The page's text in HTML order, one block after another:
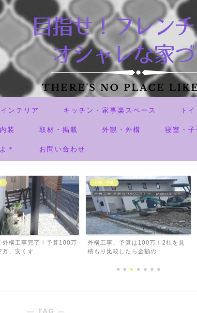
インテリア キッチン・家事楽スペース ト
内装 取材・掲載 外観・外構 寝室・子
＊ お問い合わせ
外構工事完了！予算100万
、安くす...
外観・外構
外構工事、予算は100万！2社を見
積もり比較したら金額の...
― TAG ―